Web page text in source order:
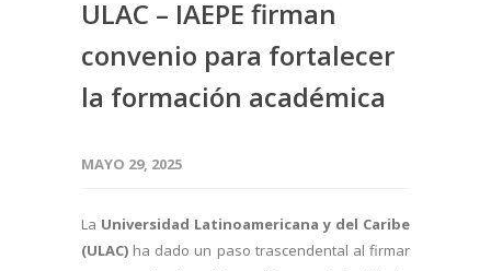
ULAC – IAEPE firman
convenio para fortalecer
la formación académica
MAYO 29, 2025
La Universidad Latinoamericana y del Caribe
(ULAC) ha dado un paso trascendental al firmar